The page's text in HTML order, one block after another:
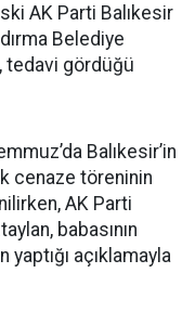
AK Parti Balıkesir
Belediye
tedavi gördüğü
Balıkesir’in
cenaze töreninin
AK Parti
babasının
yaptığı açıklamayla